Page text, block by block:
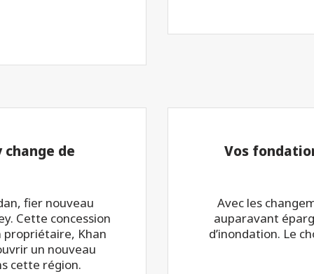
de
fier nouveau
Cette concession
propriétaire, Khan
un nouveau
cette région.
Vos
Avec les
auparavant
d’inondation. Le